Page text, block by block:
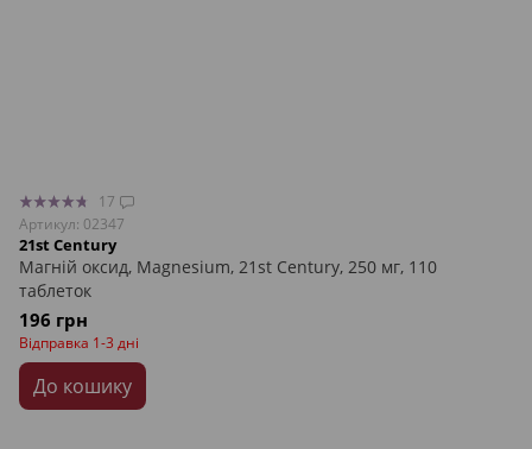
17
Артикул: 02347
21st Century
Магній оксид, Magnesium, 21st Century, 250 мг, 110
таблеток
196 грн
Відправка 1-3 дні
До кошику